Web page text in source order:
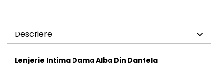
Descriere
Lenjerie Intima Dama Alba Din Dantela